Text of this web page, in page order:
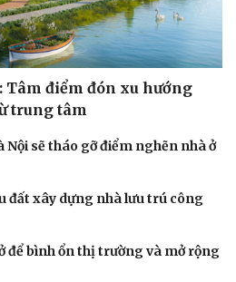
Thời trang
Sao Việt
Tâm điểm đón xu hướng
trung tâm
Nội sẽ tháo gỡ điểm nghẽn nhà ở
đất xây dựng nhà lưu trú công
để bình ổn thị trường và mở rộng